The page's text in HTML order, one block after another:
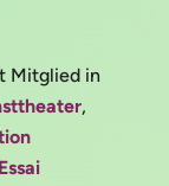
Mitglied in
,